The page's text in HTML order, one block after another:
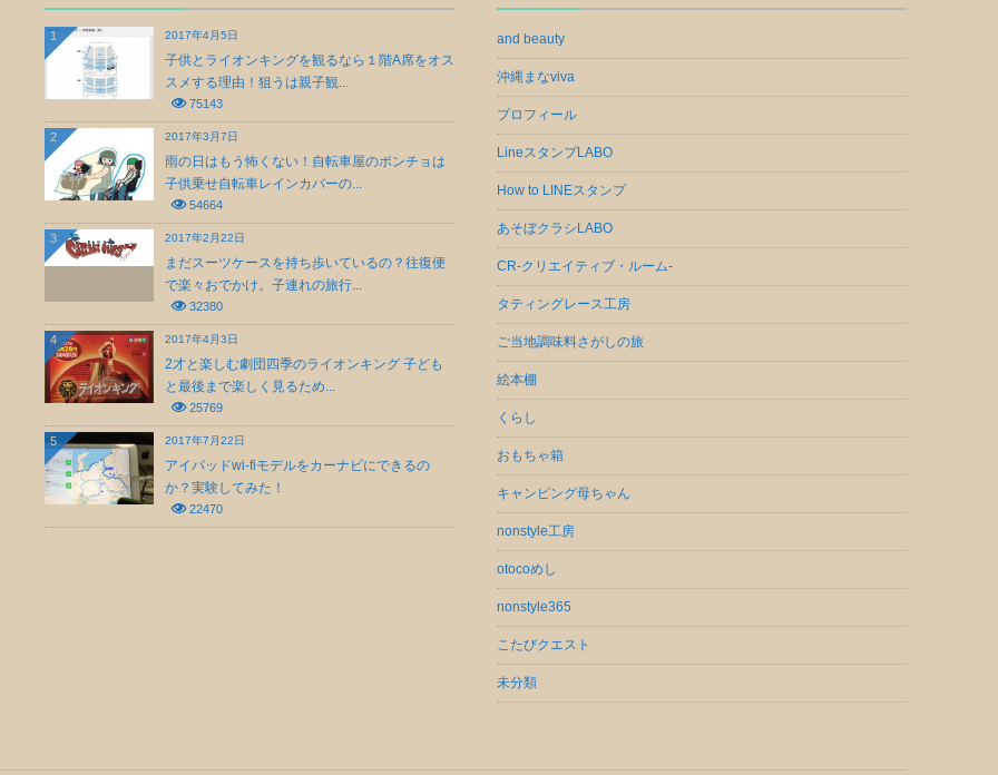
2017年4月5日
子供とライオンキングを観るなら１階A席をオス
スメする理由！狙うは親子観...
75143
1
2017年3月7日
雨の日はもう怖くない！自転車屋のポンチョは
子供乗せ自転車レインカバーの...
54664
2
2017年2月22日
まだスーツケースを持ち歩いているの？往復便
で楽々おでかけ。子連れの旅行...
32380
3
2017年4月3日
2才と楽しむ劇団四季のライオンキング 子ども
と最後まで楽しく見るため...
25769
4
2017年7月22日
アイパッドwi-fiモデルをカーナビにできるの
か？実験してみた！
22470
5
and beauty
沖縄まなviva
プロフィール
LineスタンプLABO
How to LINEスタンプ
あそぼクラシLABO
CR-クリエイティブ・ルーム-
タティングレース工房
ご当地調味料さがしの旅
絵本棚
くらし
おもちゃ箱
キャンピング母ちゃん
nonstyle工房
otocoめし
nonstyle365
こたびクエスト
未分類